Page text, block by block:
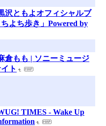
沢ともよオフィシャルブ
よち歩き」Powered by
倉もも | ソニーミュージ
ト
TIMES - Wake Up